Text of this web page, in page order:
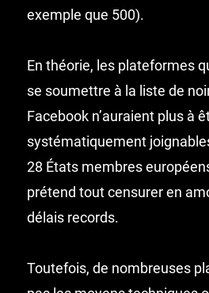
exemple que 500).
En théorie, les plateformes
se soumettre à la liste de
Facebook n’auraient plus à
systématiquement
28 États membres
prétend tout censurer en
délais records.
Toutefois, de nombreuses